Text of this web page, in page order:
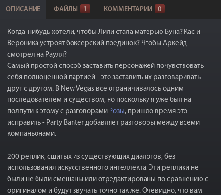
ОПИСАНИЕ ФАЙЛЫ 1 КОММЕНТАРИИ 0
Когда-нибудь хотели, чтобы Лили стала матерью Буна? Кас и
Вероника устроят боксерский поединок? Чтобы Аркейд
смотрел на Рауля?
Самый простой способ заставить персонажей почувствовать
себя полноценной партией - это заставить их разговаривать
друг с другом. В New Vegas все ограничивалось одним
последователем и существом, но поскольку я уже был на
полпути к этому с разговорами Розы, пришло время это
исправить - Party Banter добавляет разговоры между всеми
компаньонами.
200 реплик, сшитых из существующих диалогов, без
использования искусственного интеллекта. Эти реплики не
были не были смешаны или отредактированы по сравнению с
оригиналом и будут звучать точно так же. Очевидно, что вам